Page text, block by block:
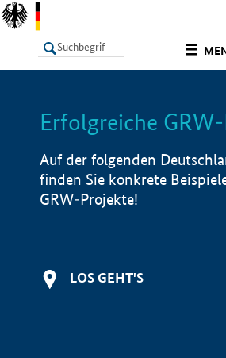
LISTE
Erfolgreiche
Auf der folgenden
finden Sie konkrete
GRW-Projekte!
LOS GEHT'S